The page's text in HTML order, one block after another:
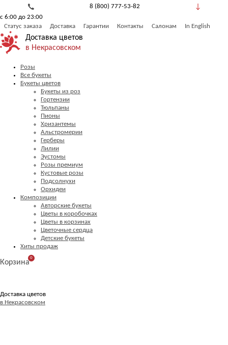
8 (800) 777-53-82
с 6:00 до 23:00
Статус заказа
Доставка Гарантии Контакты Салонам In English
Доставка цветов
в Некрасовском
Розы
Все букеты
Букеты цветов
Букеты из роз
Гортензии
Тюльпаны
Пионы
Хризантемы
Альстромерии
Герберы
Лилии
Эустомы
Розы премиум
Кустовые розы
Подсолнухи
Орхидеи
Композиции
Авторские букеты
Цветы в коробочках
Цветы в корзинах
Цветочные сердца
Детские букеты
Хиты продаж
Корзина
0
Доставка цветов
в Некрасовском